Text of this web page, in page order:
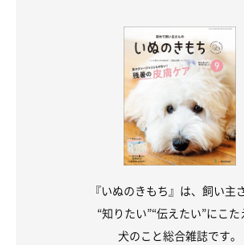
保冷剤を首に巻くバンダナやネッククーラー
できるウェアなどの犬用クールグッズを使用
気温や湿度が高くなってくる時季だからこそ
症予防や暑さ対策をしてあげてくださいね。
（監修：いぬのきもち獣医師相談室獣医師・
『いぬのきもち』は、飼い主
“知りたい”“伝えたい”にこた
犬のこと総合雑誌です。